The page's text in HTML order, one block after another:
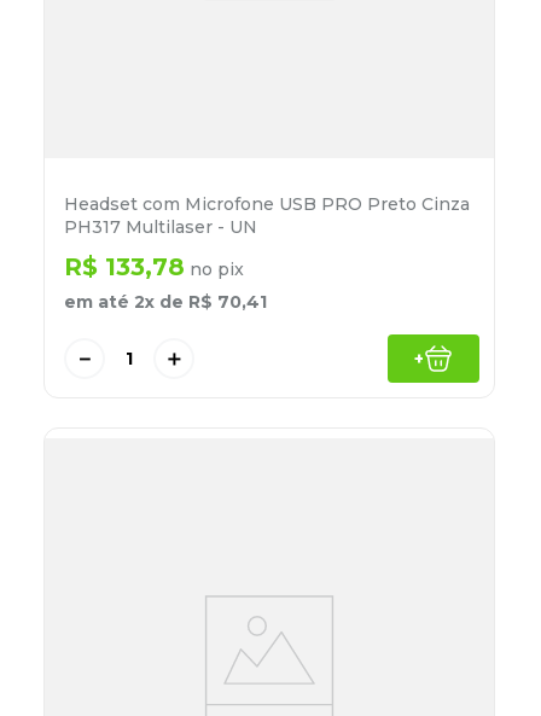
Headset com Microfone USB PRO Preto Cinza
PH317 Multilaser - UN
R$ 133,78 no pix
em até 2x de R$ 70,41
＋
－ +